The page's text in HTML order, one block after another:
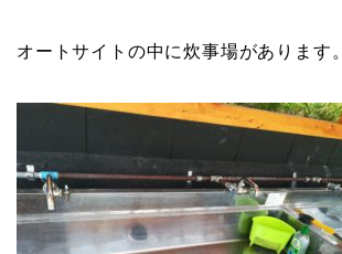
オートサイトの中に炊事場があります。